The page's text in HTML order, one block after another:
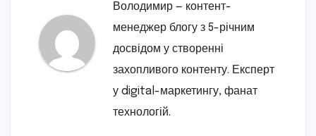
Володимир — контент-
менеджер блогу з 5-річним
досвідом у створенні
захопливого контенту. Експерт
у digital-маркетингу, фанат
технологій.